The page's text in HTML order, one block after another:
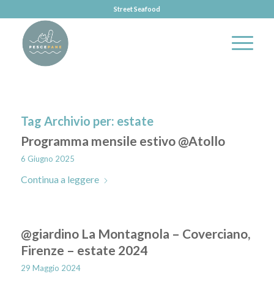
Street Seafood
Tag Archivio per: estate
Programma mensile estivo @Atollo
6 Giugno 2025
Continua a leggere
@giardino La Montagnola – Coverciano,
Firenze – estate 2024
29 Maggio 2024